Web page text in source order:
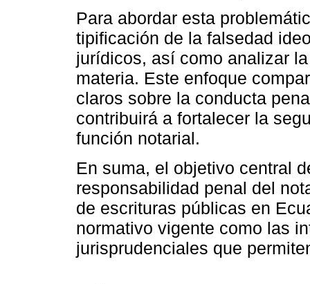
Para abordar esta
tipificación de la falsedad
jurídicos, así como analizar
materia. Este enfoque
claros sobre la conducta
contribuirá a fortalecer la
función notarial.
En suma, el objetivo central
responsabilidad penal del
de escrituras públicas en
normativo vigente como las
jurisprudenciales que